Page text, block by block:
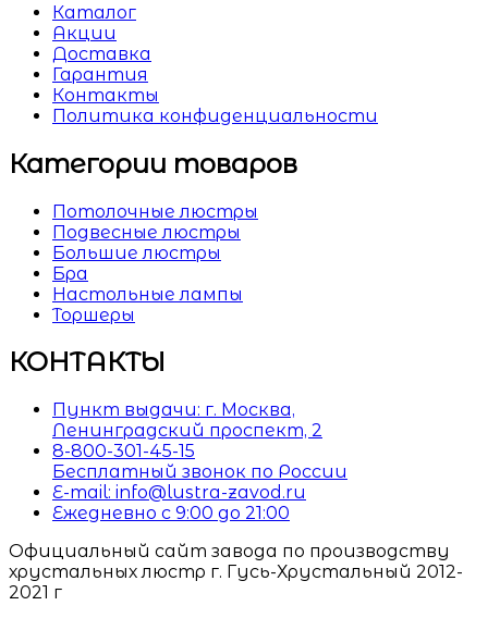
Каталог
Акции
Доставка
Гарантия
Контакты
Политика конфиденциальности
Категории товаров
Потолочные люстры
Подвесные люстры
Большие люстры
Бра
Настольные лампы
Торшеры
КОНТАКТЫ
Пункт выдачи: г. Москва,
Ленинградский проспект, 2
8-800-301-45-15
Бесплатный звонок по России
E-mail: info@lustra-zavod.ru
Ежедневно с 9:00 до 21:00
Официальный сайт завода по производству
хрустальных люстр г. Гусь-Хрустальный 2012-
2021 г